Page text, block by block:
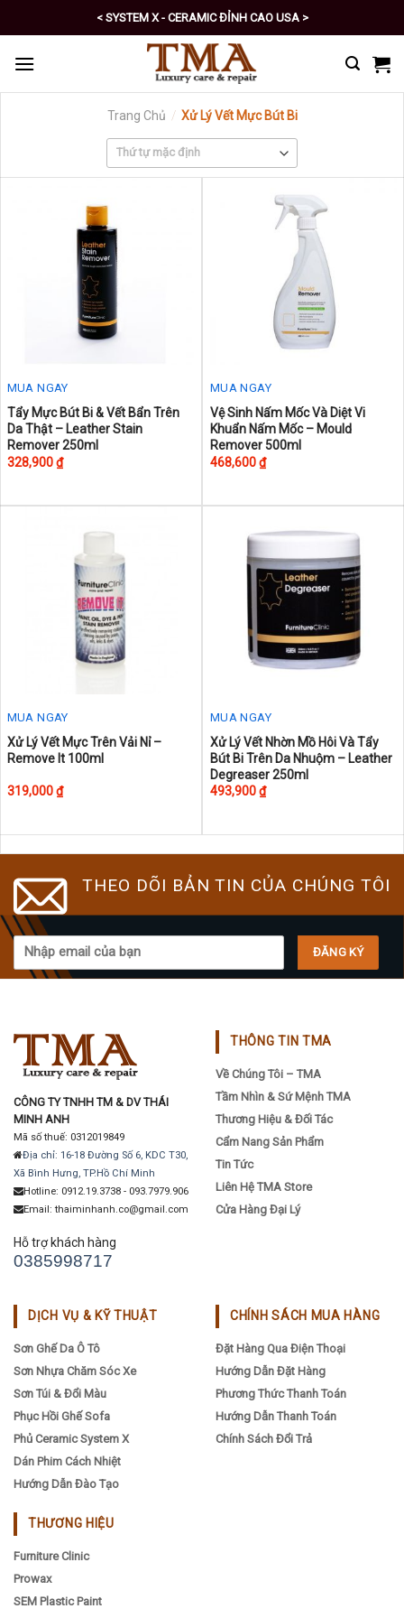
to
content
< SYSTEM X - CERAMIC ĐỈNH CAO USA >
< PRO - TỰ CHĂM SÓC XE SỐ 1 >
Trang Chủ / Xử Lý Vết Mực Bút Bi
MUA NGAY
This
product
has
Tẩy Mực Bút Bi & Vết Bẩn Trên
Da Thật – Leather Stain
Remover 250ml
328,900₫
MUA NGAY
Vệ Sinh Nấm Mốc Và Diệt Vi
Khuẩn Nấm Mốc – Mould
Remover 500ml
468,600₫
MUA NGAY
Xử Lý Vết Mực Trên Vải Nỉ –
Remove It 100ml
319,000₫
MUA NGAY
Xử Lý Vết Nhờn Mồ Hôi Và Tẩy
Bút Bi Trên Da Nhuộm – Leather
Degreaser 250ml
493,900₫
THEO DÕI BẢN TIN CỦA CHÚNG TÔI
CÔNG TY TNHH TM & DV THÁI
MINH ANH
Mã số thuế: 0312019849
Địa chỉ: 16-18 Đường Số 6, KDC T30,
Xã Bình Hưng, TP.Hồ Chí Minh
Hotline: 0912.19.3738 - 093.7979.906
Email: thaiminhanh.co@gmail.com
Hỗ trợ khách hàng
0385998717
THÔNG TIN TMA
Về Chúng Tôi – TMA
Tầm Nhìn & Sứ Mệnh TMA
Thương Hiệu & Đối Tác
Cẩm Nang Sản Phẩm
Tin Tức
Liên Hệ TMA Store
Cửa Hàng Đại Lý
DỊCH VỤ & KỸ THUẬT
Sơn Ghế Da Ô Tô
Sơn Nhựa Chăm Sóc Xe
Sơn Túi & Đổi Màu
Phục Hồi Ghế Sofa
Phủ Ceramic System X
Dán Phim Cách Nhiệt
Hướng Dẫn Đào Tạo
CHÍNH SÁCH MUA HÀNG
Đặt Hàng Qua Điện Thoại
Hướng Dẫn Đặt Hàng
Phương Thức Thanh Toán
Hướng Dẫn Thanh Toán
Chính Sách Đổi Trả
THƯƠNG HIỆU
Furniture Clinic
Prowax
SEM Plastic Paint